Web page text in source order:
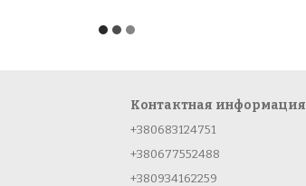
Контактная информация
+380683124751
+380677552488
+380934162259